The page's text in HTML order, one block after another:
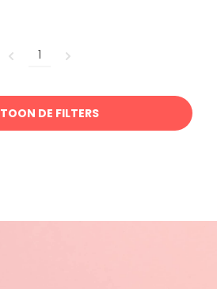
1
TOON DE FILTERS